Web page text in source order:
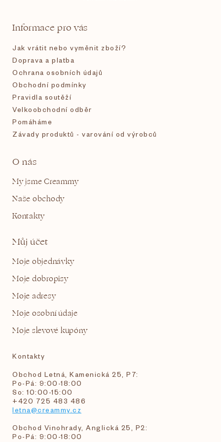
Informace pro vás
Jak vrátit nebo vyměnit zboží?
Doprava a platba
Ochrana osobních údajů
Obchodní podmínky
Pravidla soutěží
Velkoobchodní odběr
Pomáháme
Závady produktů - varování od výrobců
O nás
My jsme Creammy
Naše obchody
Kontakty
Můj účet
Moje objednávky
Moje dobropisy
Moje adresy
Moje osobní údaje
Moje slevové kupóny
Kontakty
Obchod Letná, Kamenická 25, P7:
Po-Pá: 9:00-18:00
So: 10:00-15:00
+420 725 483 486
letna@creammy.cz
Obchod Vinohrady, Anglická 25, P2:
Po-Pá: 9:00-18:00